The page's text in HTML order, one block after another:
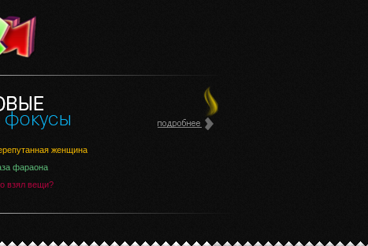
женщина
фараона
взял вещи?